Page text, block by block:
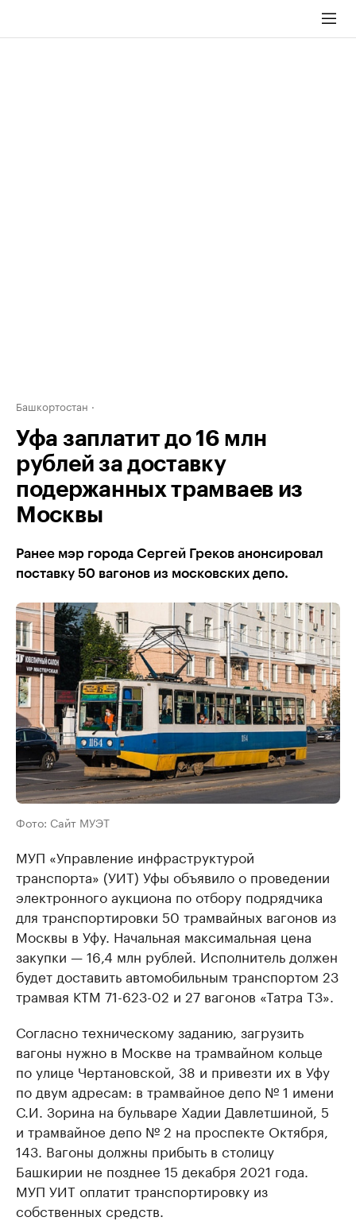
Башкортостан
Уфа заплатит до 16 млн
рублей за доставку
подержанных трамваев из
Москвы
Ранее мэр города Сергей Греков анонсировал
поставку 50 вагонов из московских депо.
Фото: Сайт МУЭТ
МУП «Управление инфраструктурой
транспорта» (УИТ) Уфы объявило о проведении
электронного аукциона по отбору подрядчика
для транспортировки 50 трамвайных вагонов из
Москвы в Уфу. Начальная максимальная цена
закупки — 16,4 млн рублей. Исполнитель должен
будет доставить автомобильным транспортом 23
трамвая КТМ 71-623-02 и 27 вагонов «Татра Т3».
Согласно техническому заданию, загрузить
вагоны нужно в Москве на трамвайном кольце
по улице Чертановской, 38 и привезти их в Уфу
по двум адресам: в трамвайное депо № 1 имени
С.И. Зорина на бульваре Хадии Давлетшиной, 5
и трамвайное депо № 2 на проспекте Октября,
143. Вагоны должны прибыть в столицу
Башкирии не позднее 15 декабря 2021 года.
МУП УИТ оплатит транспортировку из
собственных средств.